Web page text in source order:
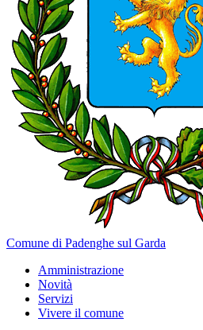
Comune di Padenghe sul Garda
Amministrazione
Novità
Servizi
Vivere il comune